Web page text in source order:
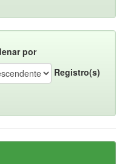
por
Registro(s)